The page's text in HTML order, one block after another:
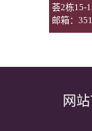
荟2栋15-
邮箱：
网